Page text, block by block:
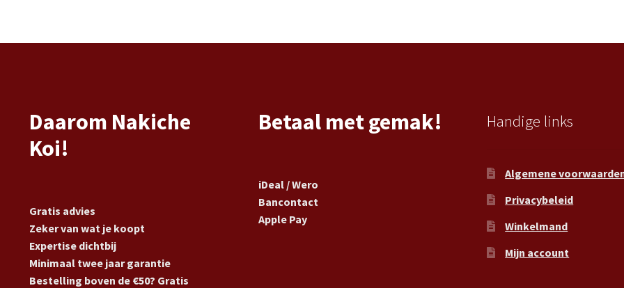
Daarom Nakiche
Koi!
Gratis advies
Zeker van wat je koopt
Expertise dichtbij
Minimaal twee jaar garantie
Bestelling boven de €50? Gratis
Betaal met gemak!
iDeal / Wero
Bancontact
Apple Pay
Handige links
Algemene
Privacybeleid
Winkelmand
Mijn account